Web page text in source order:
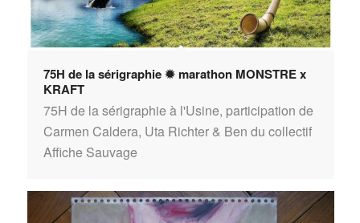
75H de la sérigraphie ✹ marathon MONSTRE x
KRAFT
75H de la sérigraphie à l'Usine, participation de
Carmen Caldera, Uta Richter & Ben du collectif
Affiche Sauvage